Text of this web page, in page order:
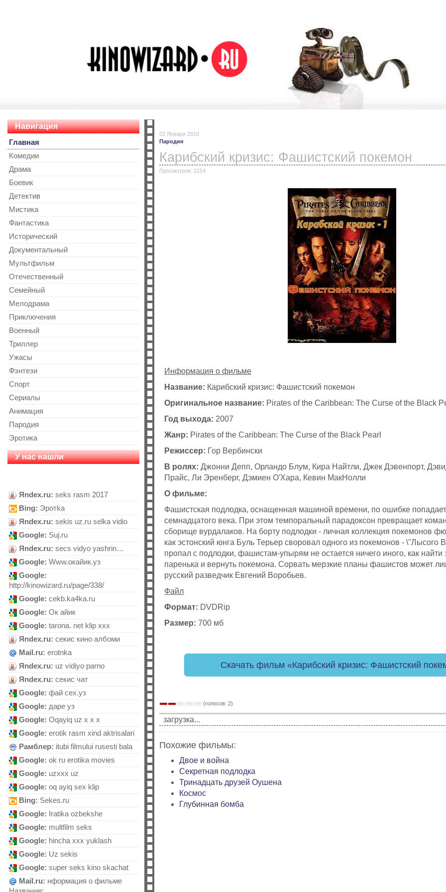
Навигация
Главная
Комедии
Драма
Боевик
Детектив
Мистика
Фантастика
Исторический
Документальный
Мультфильм
Отечественный
Cемейный
Мелодрама
Приключения
Военный
Триллер
Ужасы
Фэнтези
Спорт
Сериалы
Анимация
Пародия
Эротика
У нас нашли
Яndex.ru: seks rasm 2017
Bing: Эротkа
Яndex.ru: sekis uz.ru selka vidio
Google: Suj.ru
Яndex.ru: secs vidyo yashrin…
Google: Www.oкайик.уз
Google:
http://kinowizard.ru/page/338/
Google: cekb.ka4ka.ru
Google: Ок айик
Google: tarona. net klip xxx
Яndex.ru: секис кино албоми
Mail.ru: erotnka
Яndex.ru: uz vidiyo parno
Яndex.ru: секис чат
Google: фай сех.уз
Google: даре уз
Google: Оqауiq uz х х х
Google: erotik rasm xind aktrisalari
Рамблер: itubi filmului rusesti bala
Google: ok ru erotika movies
Google: uzxxx uz
Google: oq аyiq sеx klip
Bing: Sеkеs.ru
Google: Iratika ozbekshe
Google: multfilm seks
Google: hincha xxx yuklash
Google: Uz sekis
Google: super seks kino skachat
Mail.ru: нформация о фильме
02 Января 2010
Пародия
Карибский кризис: Фашистский покемон
Просмотров: 2154
Информация о фильме
Название: Карибский кризис: Фашистский покемон
Оригинальное название: Pirates of the Caribbean: The Curse of the Black
Год выхода: 2007
Жанр: Pirates of the Caribbean: The Curse of the Black Pearl
Режиссер: Гор Вербински
В ролях: Джонни Депп, Орландо Блум, Кира Найтли, Джек Дэвенпорт,
Прайс, Ли Эренберг, Дэмиен О'Хара, Кевин МакНолли
О фильме:
Фашистская подлодка, оснащенная машиной времени, по ошибке
семнадцатого века. При этом темпоральный парадоксон превращает
сборище вурдалаков. На борту подлодки - личная коллекция покемонов
как эстонский юнга Буль Терьер своровал одного из покемонов - \"Лысого
пропал с подлодки, фашистам-упырям не остается ничего иного, как найти
паренька и вернуть покемона. Сорвать мерзкие планы фашистов может
русский разведчик Евгений Воробьев.
Файл
Формат: DVDRip
Размер: 700 мб
Скачать фильм «Карибский кризис: Фашистский
(голосов: 2)
загрузка...
Похожие фильмы:
Двое и война
Секретная подлодка
Тринадцать друзей Оушена
Космос
Глубинная бомба